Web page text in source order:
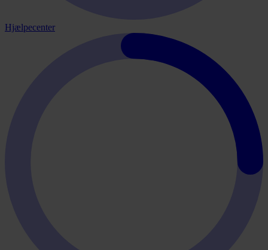
Hjælpecenter